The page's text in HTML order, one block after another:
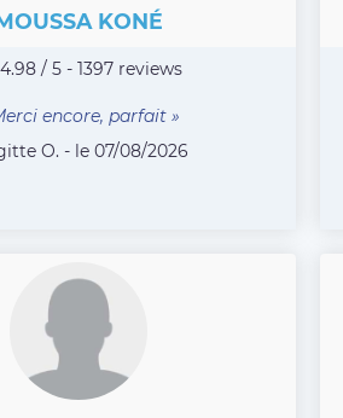
KONÉ
/ 5 - 1397 reviews
encore, parfait »
O. - le 07/08/2026